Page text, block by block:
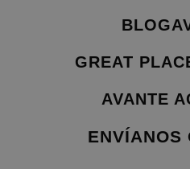
GREAT
AVANTE
ENVÍANOS